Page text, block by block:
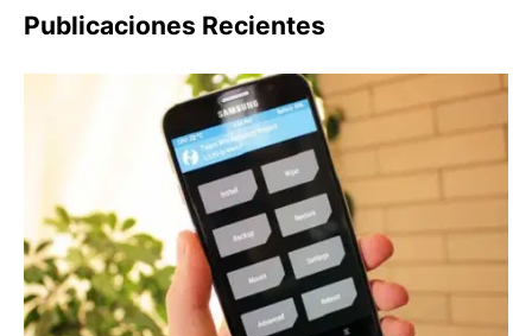
Publicaciones Recientes